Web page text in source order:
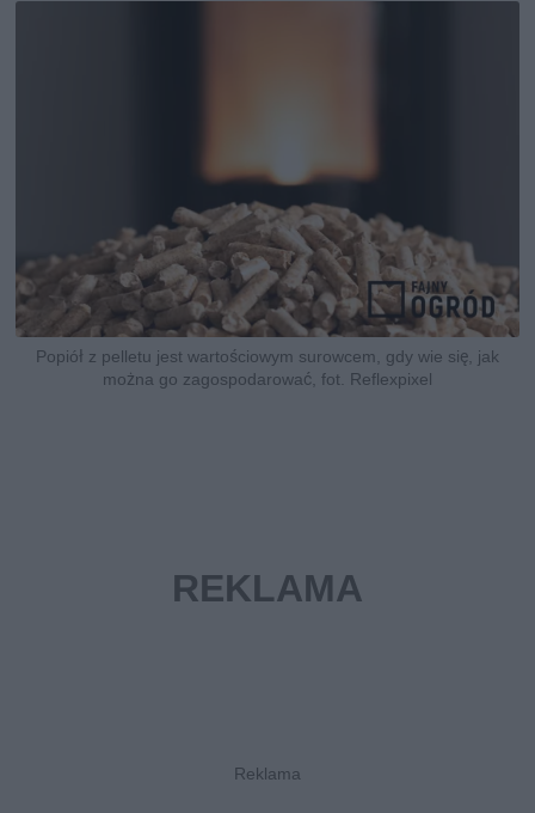
Popiół z pelletu jest wartościowym surowcem, gdy wie się, jak
można go zagospodarować, fot. Reflexpixel